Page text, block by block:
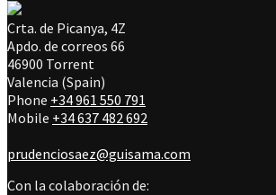
Crta. de Picanya, 4Z
Apdo. de correos 66
46900 Torrent
Valencia (Spain)
Phone +34 961 550 791
Mobile +34 637 482 692
prudenciosaez@guisama.com
Con la colaboración de: